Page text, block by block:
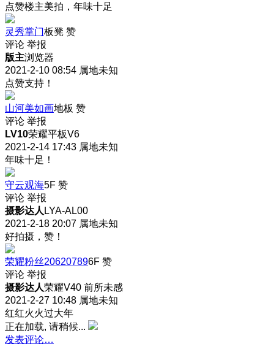
点赞楼主美拍，年味十足
灵秀掌门板凳 赞
评论 举报
版主浏览器
2021-2-10 08:54 属地未知
点赞支持！
山河美如画地板 赞
评论 举报
LV10荣耀平板V6
2021-2-14 17:43 属地未知
年味十足！
守云观海5F 赞
评论 举报
摄影达人 LYA-AL00
2021-2-18 20:07 属地未知
好拍摄，赞！
荣耀粉丝206207896F 赞
评论 举报
摄影达人荣耀V40 前所未感
2021-2-27 10:48 属地未知
红红火火过大年
正在加载, 请稍候...
发表评论…